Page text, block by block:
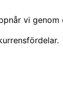
vi genom